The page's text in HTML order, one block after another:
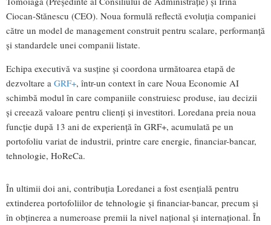
Ciocan-Stănescu (CEO). Noua formulă reflectă evoluția companiei
către un model de management construit pentru scalare, performanță
și standardele unei companii listate.
Echipa executivă va susține și coordona următoarea etapă de
dezvoltare a GRF+, într-un context în care Noua Economie AI
schimbă modul în care companiile construiesc produse, iau decizii
și creează valoare pentru clienți și investitori. Loredana preia noua
funcție după 13 ani de experiență în GRF+, acumulată pe un
portofoliu variat de industrii, printre care energie, financiar-bancar,
tehnologie, HoReCa.
În ultimii doi ani, contribuția Loredanei a fost esențială pentru
extinderea portofoliilor de tehnologie și financiar-bancar, precum și
în obținerea a numeroase premii la nivel național și internațional. În